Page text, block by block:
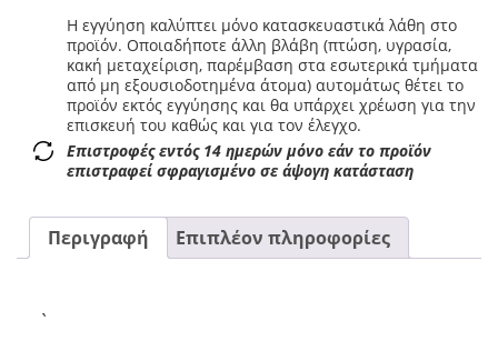
Η εγγύηση καλύπτει μόνο κατασκευαστικά λάθη στο
προϊόν. Οποιαδήποτε άλλη βλάβη (πτώση, υγρασία,
κακή μεταχείριση, παρέμβαση στα εσωτερικά τμήματα
από μη εξουσιοδοτημένα άτομα) αυτομάτως θέτει το
προϊόν εκτός εγγύησης και θα υπάρχει χρέωση για την
επισκευή του καθώς και για τον έλεγχο.
Επιστροφές εντός 14 ημερών μόνο εάν το προϊόν
επιστραφεί σφραγισμένο σε άψογη κατάσταση
Περιγραφή Επιπλέον πληροφορίες
`